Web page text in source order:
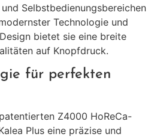
Selbstbedienungsbereichen
Technologie und
bietet sie eine breite
auf Knopfdruck.
für perfekten
Z4000 HoReCa-
Plus eine präzise und